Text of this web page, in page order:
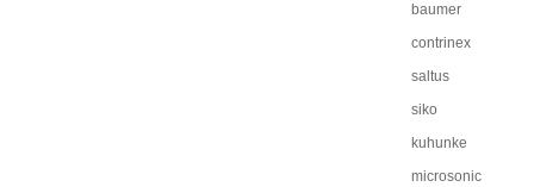
baumer
contrinex
saltus
siko
kuhunke
microsonic